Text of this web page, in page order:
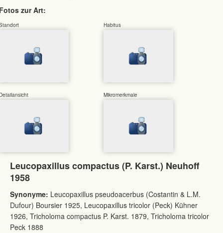
zur Art:
Habitus
Mikromerkmale
Leucopaxillus compactus (P. Karst.) Neuhoff
1958
Synonyme: Leucopaxillus pseudoacerbus (Costantin & L.M.
Dufour) Boursier 1925, Leucopaxillus tricolor (Peck) Kühner
1926, Tricholoma compactus P. Karst. 1879, Tricholoma tricolor
Peck 1888